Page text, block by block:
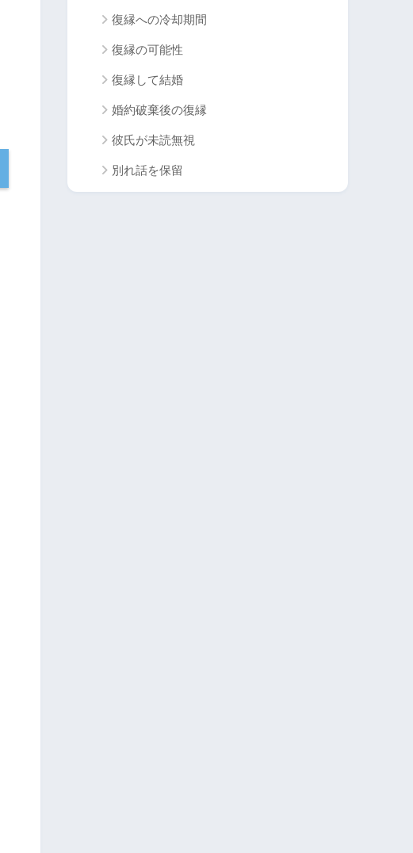
復縁への冷却期間
復縁の可能性
復縁して結婚
婚約破棄後の復縁
彼氏が未読無視
別れ話を保留